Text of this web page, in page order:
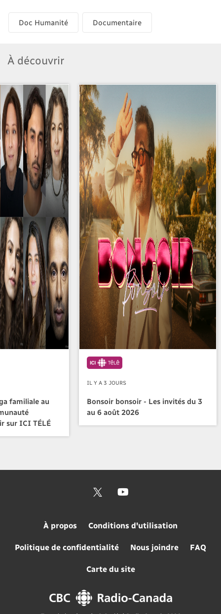
Doc Humanité Documentaire
À découvrir
familiale au
sur ICI TÉLÉ
IL Y A 3 JOURS
Bonsoir bonsoir - Les invités du 3
au 6 août 2026
À propos Conditions d'utilisation
Politique de confidentialité Nous joindre FAQ
Carte du site